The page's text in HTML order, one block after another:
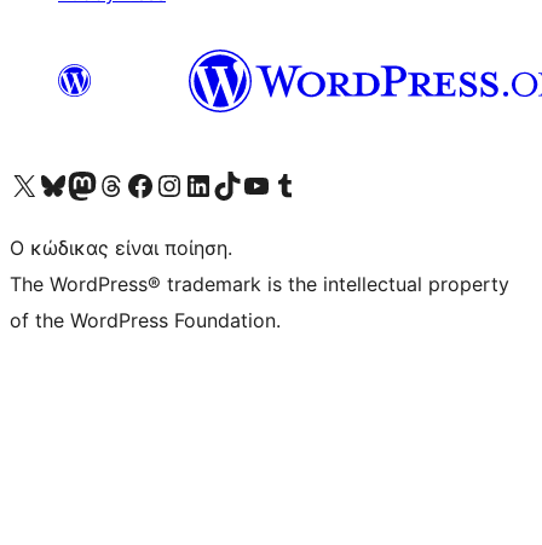
Visit our X (formerly Twitter) account
Visit our Bluesky account
Επισκεφθείτε τον λογαριασμό μας στο Mastodon
Visit our Threads account
Επισκεφτείτε τη σελίδα μας στο Facebook
Επισκεφθείτε τον λογαριασμό μας Instagram
Επισκεφθείτε τον λογαριασμό μας LinkedIn
Visit our TikTok account
Visit our YouTube channel
Visit our Tumblr account
Ο κώδικας είναι ποίηση.
The WordPress® trademark is the intellectual property
of the WordPress Foundation.